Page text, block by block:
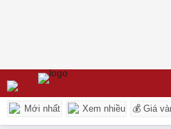
Mới nhất Xem nhiều 💰 Giá